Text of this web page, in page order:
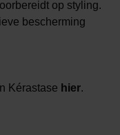
op styling.
bescherming
Kérastase hier.